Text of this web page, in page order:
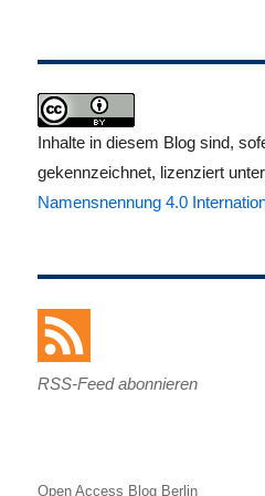
Inhalte in diesem Blog sind,
gekennzeichnet, lizenziert
Namensnennung 4.0
RSS-Feed abonnieren
Open Access Blog Berlin